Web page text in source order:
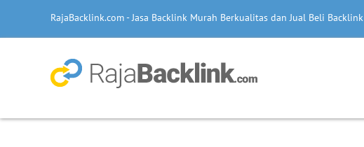
RajaBacklink.com - Jasa Backlink Murah Berkualitas dan Jual Beli Backlink